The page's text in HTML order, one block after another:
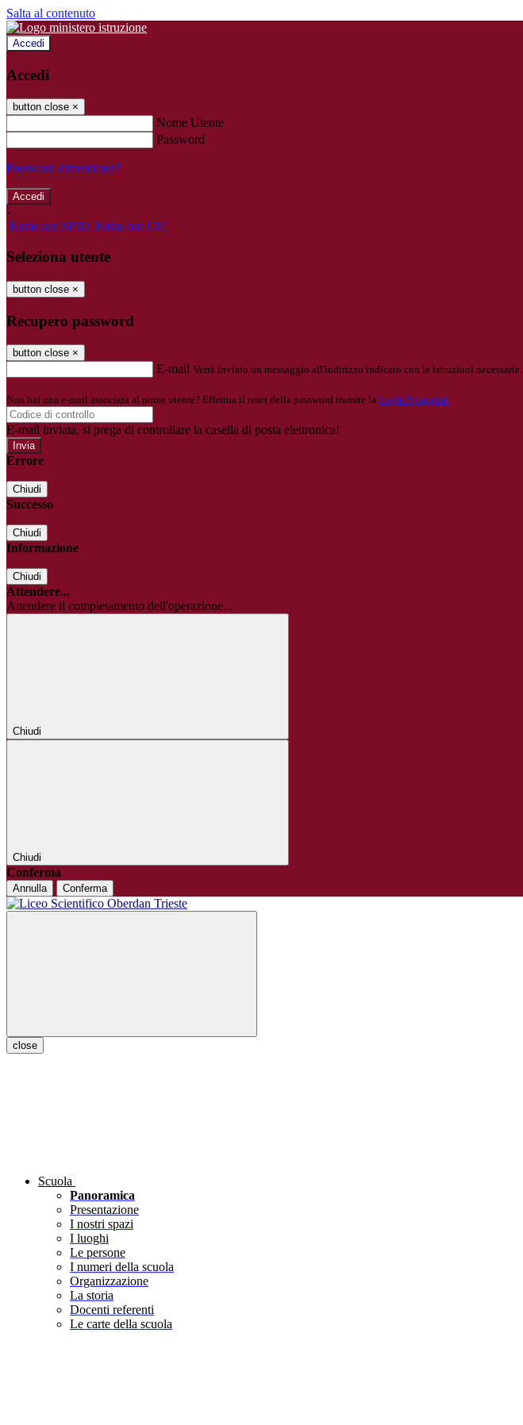
Salta al contenuto
Accedi
Accedi
button close ×
Nome Utente
Password
Password dimenticata?
-
Entra con SPID Entra con CIE
Seleziona utente
button close ×
Recupero password
button close ×
E-mail Verrà inviato un messaggio all'indirizzo indicato con le istruzioni necessarie.
Non hai una e-mail associata al nome utente? Effettua il reset della password tramite la Login Spaggiari
E-mail inviata, si prega di controllare la casella di posta elettronica!
Errore
Chiudi
Successo
Chiudi
Informazione
Chiudi
Attendere...
Attendere il completamento dell'operazione...
Chiudi
Chiudi
Conferma
Annulla Conferma
close
Scuola
Panoramica
Presentazione
I nostri spazi
I luoghi
Le persone
I numeri della scuola
Organizzazione
La storia
Docenti referenti
Le carte della scuola